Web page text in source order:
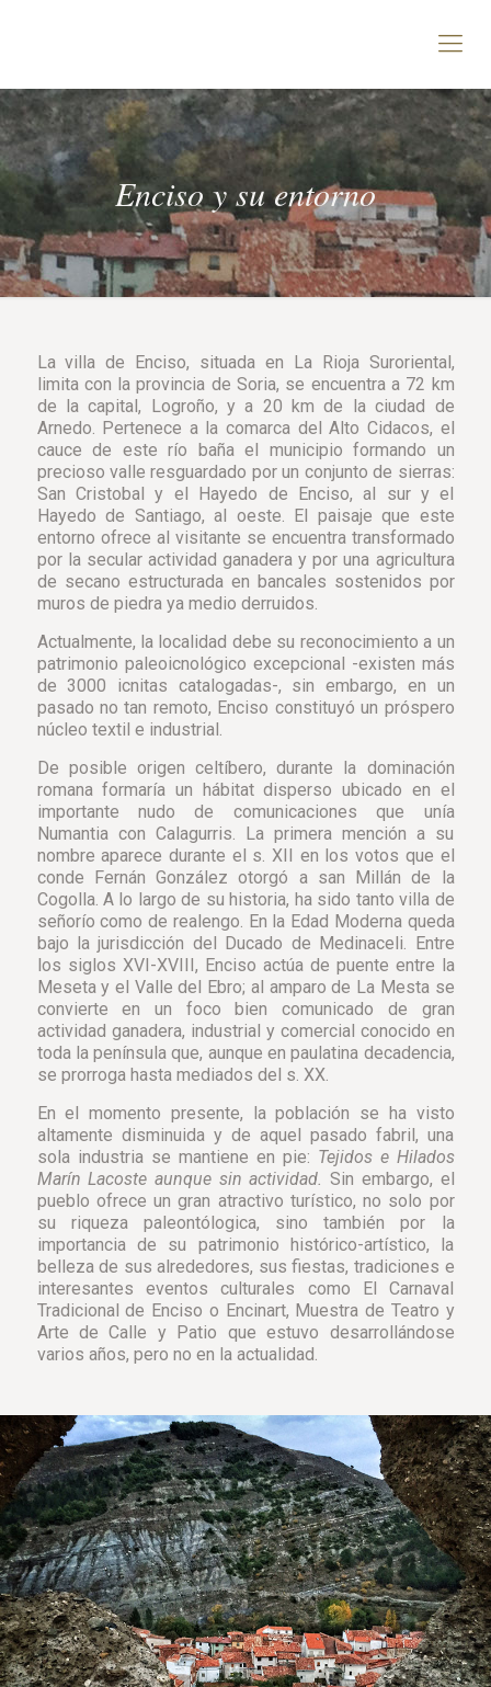
Enciso y su entorno
La villa de Enciso, situada en La Rioja Suroriental,
limita con la provincia de Soria, se encuentra a 72 km
de la capital, Logroño, y a 20 km de la ciudad de
Arnedo. Pertenece a la comarca del Alto Cidacos, el
cauce de este río baña el municipio formando un
precioso valle resguardado por un conjunto de sierras:
San Cristobal y el Hayedo de Enciso, al sur y el
Hayedo de Santiago, al oeste. El paisaje que este
entorno ofrece al visitante se encuentra transformado
por la secular actividad ganadera y por una agricultura
de secano estructurada en bancales sostenidos por
muros de piedra ya medio derruidos.
Actualmente, la localidad debe su reconocimiento a un
patrimonio paleoicnológico excepcional -existen más
de 3000 icnitas catalogadas-, sin embargo, en un
pasado no tan remoto, Enciso constituyó un próspero
núcleo textil e industrial.
De posible origen celtíbero, durante la dominación
romana formaría un hábitat disperso ubicado en el
importante nudo de comunicaciones que unía
Numantia con Calagurris. La primera mención a su
nombre aparece durante el s. XII en los votos que el
conde Fernán González otorgó a san Millán de la
Cogolla. A lo largo de su historia, ha sido tanto villa de
señorío como de realengo. En la Edad Moderna queda
bajo la jurisdicción del Ducado de Medinaceli. Entre
los siglos XVI-XVIII, Enciso actúa de puente entre la
Meseta y el Valle del Ebro; al amparo de La Mesta se
convierte en un foco bien comunicado de gran
actividad ganadera, industrial y comercial conocido en
toda la península que, aunque en paulatina decadencia,
se prorroga hasta mediados del s. XX.
En el momento presente, la población se ha visto
altamente disminuida y de aquel pasado fabril, una
sola industria se mantiene en pie: Tejidos e Hilados
Marín Lacoste aunque sin actividad. Sin embargo, el
pueblo ofrece un gran atractivo turístico, no solo por
su riqueza paleontólogica, sino también por la
importancia de su patrimonio histórico-artístico, la
belleza de sus alrededores, sus fiestas, tradiciones e
interesantes eventos culturales como El Carnaval
Tradicional de Enciso o Encinart, Muestra de Teatro y
Arte de Calle y Patio que estuvo desarrollándose
varios años, pero no en la actualidad.